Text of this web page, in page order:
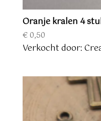
Oranje kralen 4
€0,50
Verkocht door: